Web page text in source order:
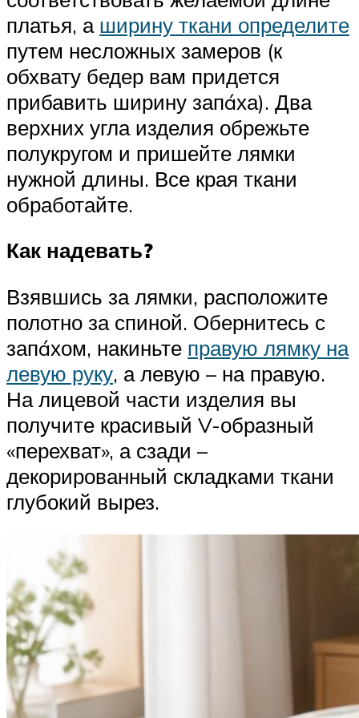
платья, а ширину ткани определите
путем несложных замеров (к
обхвату бедер вам придется
прибавить ширину запáха). Два
верхних угла изделия обрежьте
полукругом и пришейте лямки
нужной длины. Все края ткани
обработайте.
Как надевать?
Взявшись за лямки, расположите
полотно за спиной. Обернитесь с
запáхом, накиньте правую лямку на
левую руку, а левую – на правую.
На лицевой части изделия вы
получите красивый V-образный
«перехват», а сзади –
декорированный складками ткани
глубокий вырез.